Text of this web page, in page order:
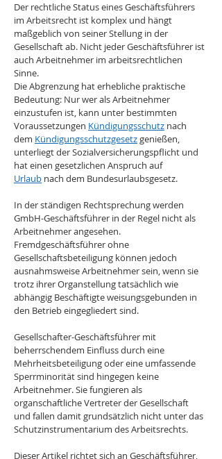
Der rechtliche Status eines Geschäftsführers
im Arbeitsrecht ist komplex und hängt
maßgeblich von seiner Stellung in der
Gesellschaft ab. Nicht jeder Geschäftsführer ist
auch Arbeitnehmer im arbeitsrechtlichen
Sinne.
Die Abgrenzung hat erhebliche praktische
Bedeutung: Nur wer als Arbeitnehmer
einzustufen ist, kann unter bestimmten
Voraussetzungen Kündigungsschutz nach
dem Kündigungsschutzgesetz genießen,
unterliegt der Sozialversicherungspflicht und
hat einen gesetzlichen Anspruch auf
Urlaub nach dem Bundesurlaubsgesetz.
In der ständigen Rechtsprechung werden
GmbH-Geschäftsführer in der Regel nicht als
Arbeitnehmer angesehen.
Fremdgeschäftsführer ohne
Gesellschaftsbeteiligung können jedoch
ausnahmsweise Arbeitnehmer sein, wenn sie
trotz ihrer Organstellung tatsächlich wie
abhängig Beschäftigte weisungsgebunden in
den Betrieb eingegliedert sind.
Gesellschafter-Geschäftsführer mit
beherrschendem Einfluss durch eine
Mehrheitsbeteiligung oder eine umfassende
Sperrminorität sind hingegen keine
Arbeitnehmer. Sie fungieren als
organschaftliche Vertreter der Gesellschaft
und fallen damit grundsätzlich nicht unter das
Schutzinstrumentarium des Arbeitsrechts.
Dieser Artikel richtet sich an Geschäftsführer,